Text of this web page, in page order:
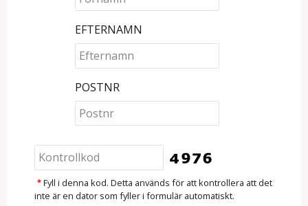
EFTERNAMN
POSTNR
* Fyll i denna kod. Detta används för att kontrollera att det
inte är en dator som fyller i formulär automatiskt.